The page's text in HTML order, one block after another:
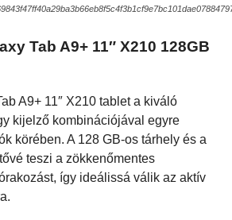
Tab A9+ 11″ X210 128GB
A9+ 11″ X210 tablet a kiváló
kijelző kombinációjával egyre
körében. A 128 GB-os tárhely és a
teszi a zökkenőmentes
így ideálissá válik az aktív